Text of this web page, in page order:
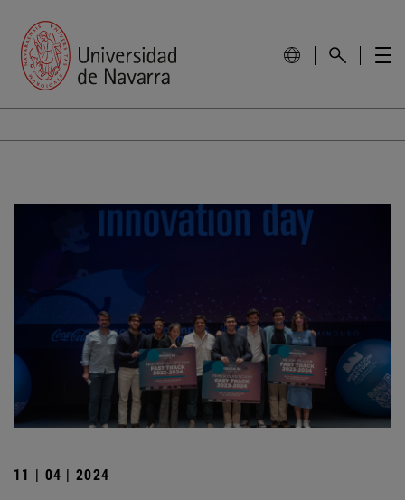
11 | 04 | 2024